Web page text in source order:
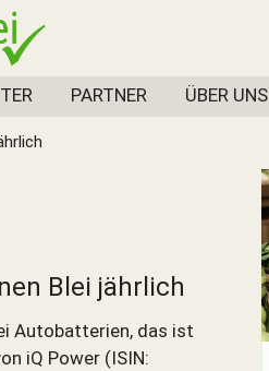
PARTNER ÜBER UNS
Blei jährlich
Autobatterien, das ist
iQ Power (ISIN: